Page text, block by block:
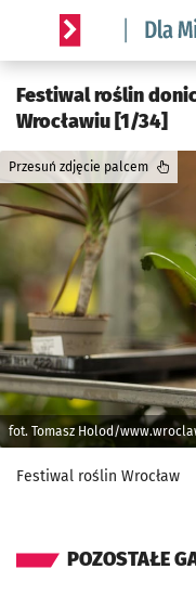
Serwis informacyjny
Festiwal roślin
Wrocławiu [1/34]
fot. Tomasz Holod/
Przesuń zdjęcie palcem
Festiwal roślin Wrocław
POZOSTAŁE